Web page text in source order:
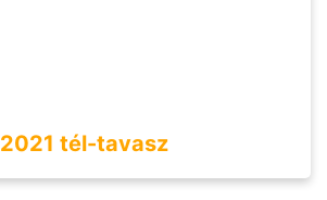
2021 tél-tavasz